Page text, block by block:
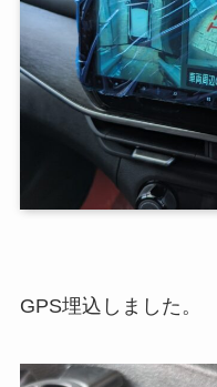
GPS埋込しました。